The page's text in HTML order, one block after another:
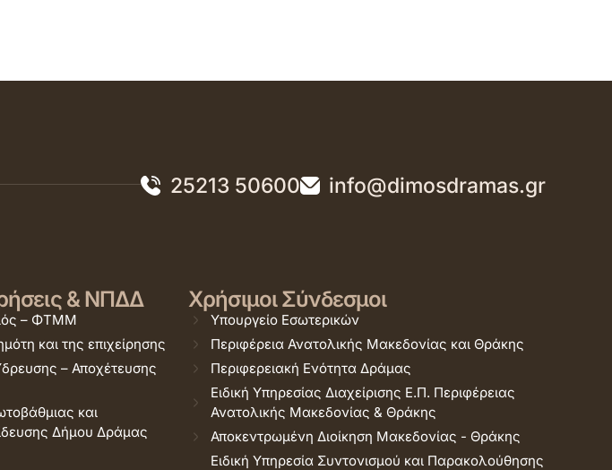
25213 50600 info@dimosdramas.gr
& ΝΠΔΔ
– ΦΤΜΜ
και της επιχείρησης
– Αποχέτευσης
και
Δήμου Δράμας
Χρήσιμοι Σύνδεσμοι
Υπουργείο Εσωτερικών
Περιφέρεια Ανατολικής Μακεδονίας και Θράκης
Περιφερειακή Ενότητα Δράμας
Ειδική Υπηρεσίας Διαχείρισης Ε.Π. Περιφέρειας
Ανατολικής Μακεδονίας & Θράκης
Αποκεντρωμένη Διοίκηση Μακεδονίας - Θράκης
Ειδική Υπηρεσία Συντονισμού και Παρακολούθησης